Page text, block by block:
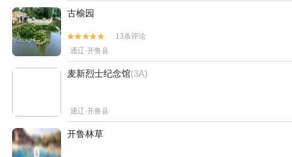
古榆园


13条评论
通辽·开鲁县
麦新烈士纪念馆(3A)
通辽·开鲁县
开鲁林草